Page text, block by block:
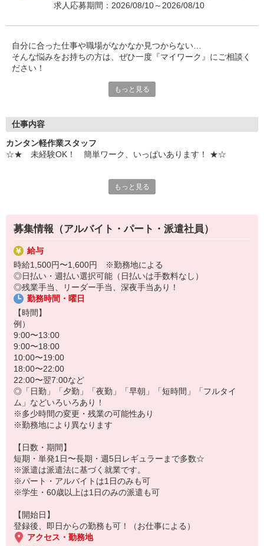
求人応募期間：2026/08/10～2026/08/10
自分に合った仕事や職場がなかなか見つからない…
そんな悩みをお持ちの方は、ぜひ一度『マイワーク』にご相談く
ださい！
てお手伝いします。
求人情報だけでは分からない職場の雰囲気についてもお伝えしま
10月中旬より、オンライン登録スタートしました！
のびのび働ける職場を、一緒に見つけましょう！
もっと見る
仕事内容
カンタン軽作業スタッフ
☆★ 未経験OK！ 簡単ワーク、いっぱいあります！ ★☆
◎宅配便・お菓子などの仕分け
◎カプセルおもちゃ・アニメグッズのピッキング など
他にもいろいろ！
詳しくはお問い合わせください！
※こちらのページは特定の案件を指すものではございません。
※ご応募の時期によって、ご紹介できる案件が異なります。
【1日の流れ（例）】
現場の最寄り駅に集合。
▼
作業の手ほどきをします。
未経験でもスグできる作業ばかりなのでご心配なく♪
お仕事スタート
お昼休憩
お仕事終了！
勤務地によっては営業所に寄ってお給料を受け取ることも可。
もっと見る
募集情報（アルバイト・パート・派遣社員）
給与
時給1,500円〜1,600円 ※勤務地による
◎日払い・週払い選択可能（日払いは手数料なし）
◎残業手当、リーダー手当、深夜手当あり！
勤務時間・曜日
【時間】
例）
9:00〜13:00
9:00〜18:00
10:00〜19:00
18:00〜22:00
22:00〜翌7:00など
◎「日勤」「夕勤」「夜勤」「早朝」「短時間」「フルタイ
ム」などいろいろあり！
※多少時間の変更・残業の可能性あり
※勤務地により異なります
【日数・期間】
短期・単発1日〜長期・週5日レギュラーまで多数☆
※派遣は派遣法に基づく就業です。
※パート・アルバイトは1日のみも可
※学生・60歳以上は1日のみの派遣も可
【開始日】
登録後、即日からの勤務も可！（お仕事による）
アクセス・勤務地